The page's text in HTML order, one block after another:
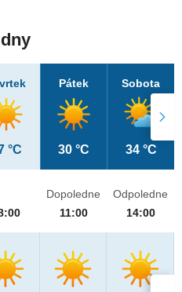
°C
Pátek
30 °C
Sobota
34 °C
Dopoledne
11:00
Odpoledne
14:00